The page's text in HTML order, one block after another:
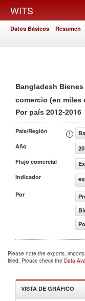
WITS
Datos Básicos Resumen
Bangladesh
comercio (en miles
Por país 2012-2016
País/Región
Año
Flujo comercial
Indicador
Por
Please note the exports,
filled. Please check the Data
VISTA DE GRÁFICO